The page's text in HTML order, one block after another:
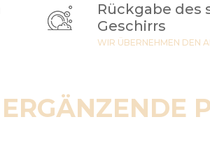
Rückgabe des
Geschirrs
WIR ÜBERNEHMEN DEN
ERGÄNZENDE